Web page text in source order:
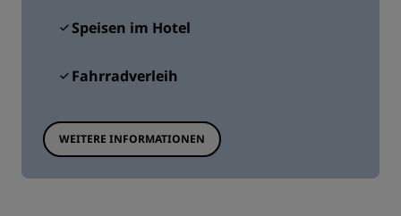
Speisen im Hotel
Fahrradverleih
WEITERE INFORMATIONEN